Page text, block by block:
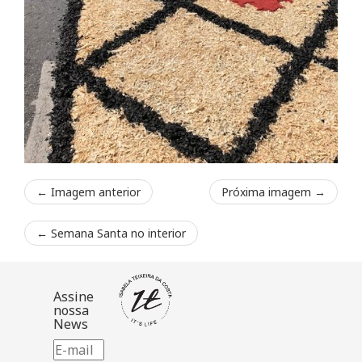
← Imagem anterior Próxima imagem →
← Semana Santa no interior
Assine
nossa
News
E-